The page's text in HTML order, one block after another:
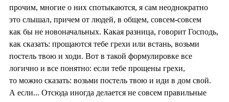
прочим, многие о них спотыкаются, я сам неоднократно
это слышал, причем от людей, в общем, совсем-совсем
как бы не новоначальных. Какая разница, говорит Господь,
как сказать: прощаются тебе грехи или встань, возьми
постель твою и ходи. Вот в такой формулировке все
логично и все понятно: если тебе прощены грехи,
то можно сказать: возьми постель твою и иди в дом свой.
А если... Отсюда иногда делается не совсем правильные